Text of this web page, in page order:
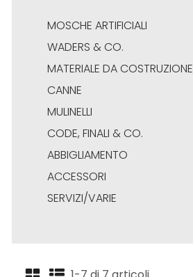
MOSCHE ARTIFICIALI
WADERS & CO.
MATERIALE DA COSTRUZIONE
CANNE
MULINELLI
CODE, FINALI & CO.
ABBIGLIAMENTO
ACCESSORI
SERVIZI/VARIE